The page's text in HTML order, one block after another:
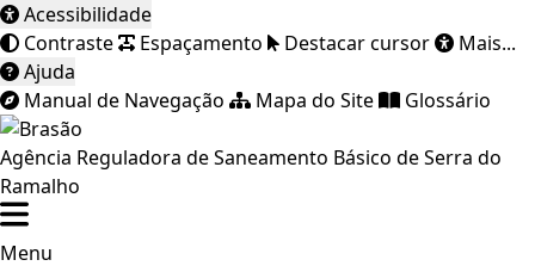
Acessibilidade
Contraste
Espaçamento Destacar cursor
Mais...
Ajuda
Manual de Navegação
Mapa do Site Glossário
Agência Reguladora de Saneamento Básico de Serra do
Ramalho
Menu